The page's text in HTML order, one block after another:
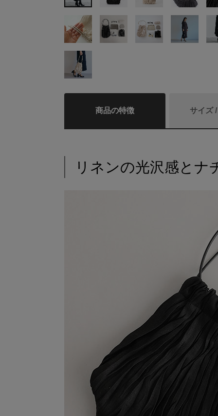
商品の特徴 サイズ
リネンの光沢感とナ